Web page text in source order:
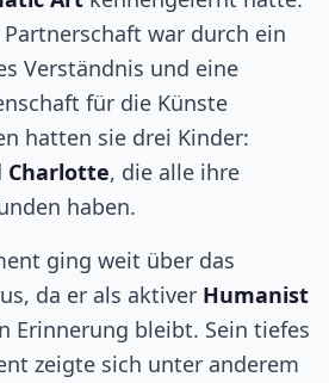
war durch ein
Verständnis und eine
für die Künste
hatten sie drei Kinder:
Charlotte, die alle ihre
haben.
ging weit über das
da er als aktiver Humanist
Erinnerung bleibt. Sein tiefes
zeigte sich unter anderem